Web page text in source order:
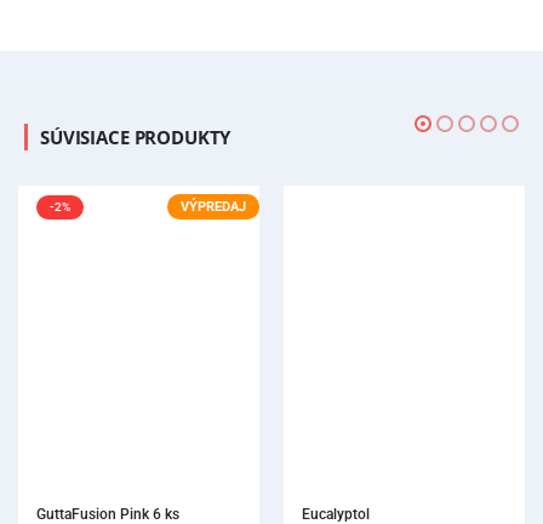
SÚVISIACE PRODUKTY
Eucalyptol